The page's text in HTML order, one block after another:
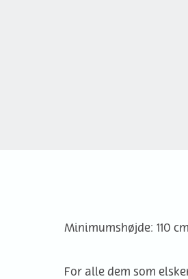
Minimumshøjde: 110
For alle dem som